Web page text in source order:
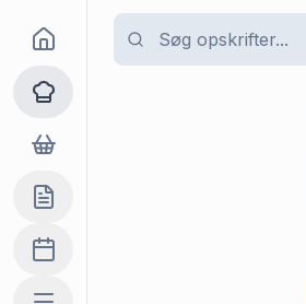
Goma
Opskrifter
Dagligvarer
Indkøbslisten
Madplan